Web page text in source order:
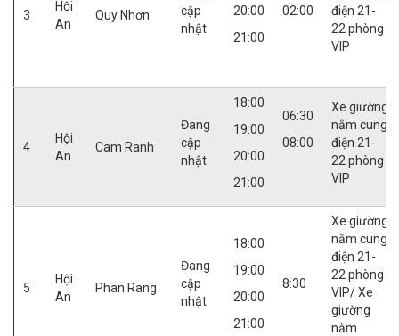
3
Hội
An
Quy Nhơn
cập
nhật
20:00
21:00
02:00
điện 21-
22 phòng
VIP
4
Hội
An
Cam Ranh
Đang
cập
nhật
18:00
19:00
20:00
21:00
06:30
08:00
Xe giường
nằm cung
điện 21-
22 phòng
VIP
5
Hội
An
Phan Rang
Đang
cập
nhật
18:00
19:00
20:00
21:00
8:30
Xe giường
nằm cung
điện 21-
22 phòng
VIP/ Xe
giường
nằm